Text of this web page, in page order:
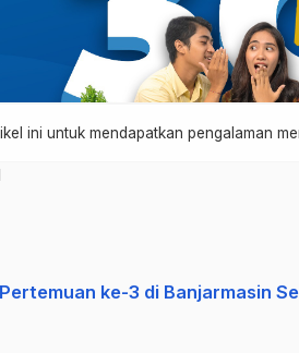
ini untuk mendapatkan pengalaman
ke-3 di Banjarmasin